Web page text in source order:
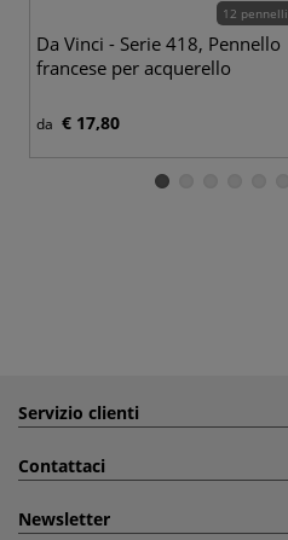
12 pennelli
Da Vinci - Serie 418, Pennello
francese per acquerello
da € 17,80
Servizio clienti
Contattaci
Newsletter